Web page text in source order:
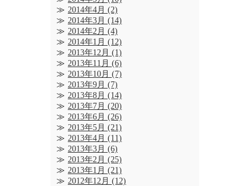
2014年4月 (2)
2014年3月 (14)
2014年2月 (4)
2014年1月 (12)
2013年12月 (1)
2013年11月 (6)
2013年10月 (7)
2013年9月 (7)
2013年8月 (14)
2013年7月 (20)
2013年6月 (26)
2013年5月 (21)
2013年4月 (11)
2013年3月 (6)
2013年2月 (25)
2013年1月 (21)
2012年12月 (12)